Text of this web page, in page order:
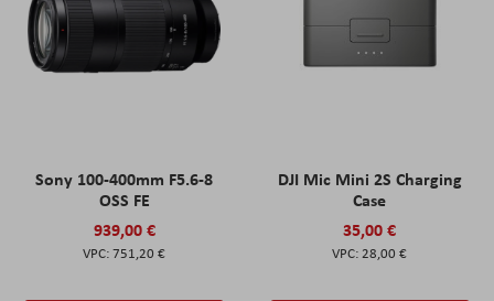
Sony 100-400mm F5.6-8
OSS FE
939,00 €
751,20 €
DJI Mic Mini 2S Charging
Case
35,00 €
28,00 €